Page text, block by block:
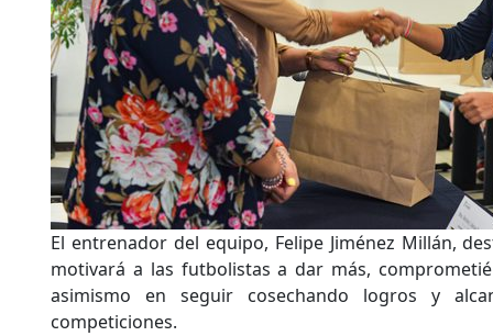
El entrenador del equipo, Felipe Jiménez Millán,
motivará a las futbolistas a dar más,
asimismo en seguir cosechando logros y
competiciones.